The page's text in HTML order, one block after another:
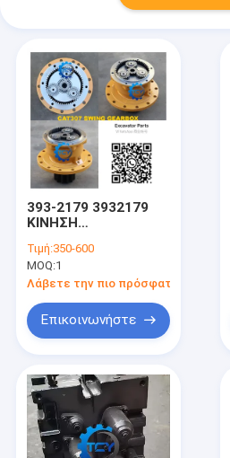
393-2179 3932179
ΚΙΝΗΣΗ
ΚΙΝΗΤΗΡΑ για
Εκσκαφέα Cat307E
308E ΚΙΒΩΤΙΟ
ΜΕΙΩΣΗΣ
ΠΕΡΙΣΤΡΟΦΗΣ
Τιμή:350-600
MOQ:1
Λάβετε την πιο πρόσφατη τιμή
Επικοινωνήστε